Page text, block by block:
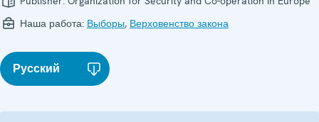
Наша работа: Выборы, Верховенство закона
Русский